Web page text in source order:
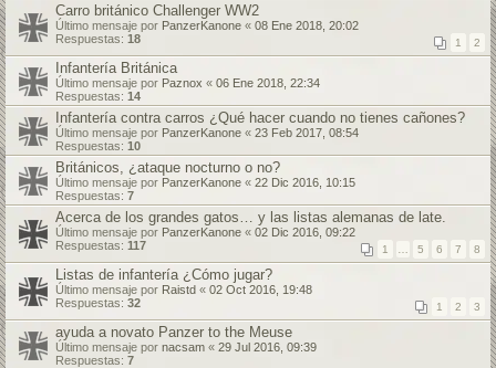
Carro británico Challenger WW2
Último mensaje por PanzerKanone « 08 Ene 2018, 20:02
Respuestas: 18 1 2
Infantería Británica
Último mensaje por Paznox « 06 Ene 2018, 22:34
Respuestas: 14
Infantería contra carros ¿Qué hacer cuando no tienes cañones?
Último mensaje por PanzerKanone « 23 Feb 2017, 08:54
Respuestas: 10
Británicos, ¿ataque nocturno o no?
Último mensaje por PanzerKanone « 22 Dic 2016, 10:15
Respuestas: 7
Acerca de los grandes gatos… y las listas alemanas de late.
Último mensaje por PanzerKanone « 02 Dic 2016, 09:22
Respuestas: 117 1 5 6 7 8
Listas de infantería ¿Cómo jugar?
Último mensaje por Raistd « 02 Oct 2016, 19:48
Respuestas: 32 1 2 3
ayuda a novato Panzer to the Meuse
Último mensaje por nacsam « 29 Jul 2016, 09:39
Respuestas: 7